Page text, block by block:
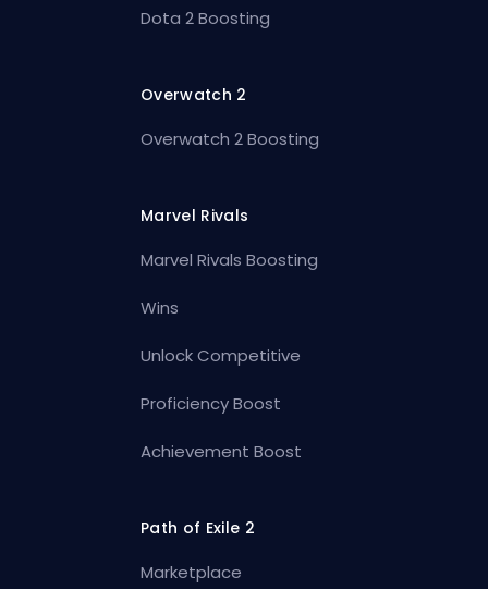
Dota 2 Boosting
Overwatch 2
Overwatch 2 Boosting
Marvel Rivals
Marvel Rivals Boosting
Wins
Unlock Competitive
Proficiency Boost
Achievement Boost
Path of Exile 2
Marketplace